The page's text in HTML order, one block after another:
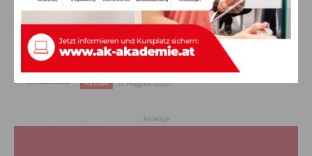
Aktuell 8. August 2026
„Paolo Santonino“ wird heute gespielt –
abgesagte Premiere von gestern Abend
Aktuell 8. August 2026
Anzeige